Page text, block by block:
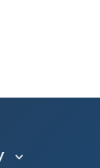
›